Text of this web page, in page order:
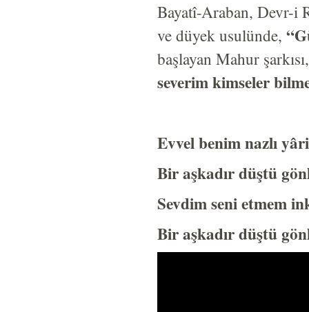
Bayatî-Araban, Devr-i
ve düyek usulünde,
başlayan Mahur
severim kimseler
Evvel benim nazlı
Bir aşkadır düştü
Sevdim seni etmem
Bir aşkadır düştü